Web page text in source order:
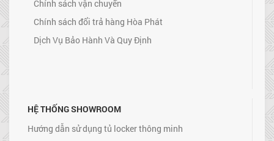
Chính sách vận chuyển
Chính sách đổi trả hàng Hòa Phát
Dịch Vụ Bảo Hành Và Quy Định
HỆ THỐNG SHOWROOM
Hướng dẫn sử dụng tủ locker thông minh